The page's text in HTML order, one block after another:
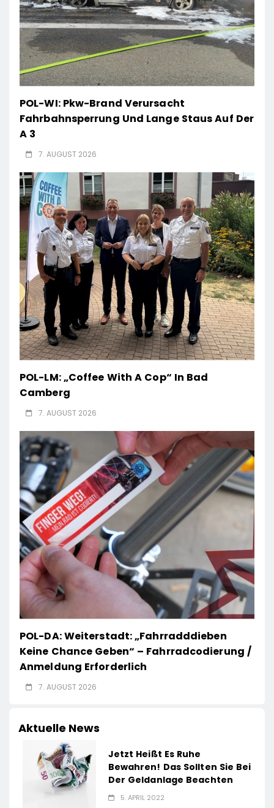
POL-WI: Pkw-Brand Verursacht
Fahrbahnsperrung Und Lange Staus Auf Der
A 3
7. AUGUST 2026
POL-LM: „Coffee With A Cop“ In Bad
Camberg
7. AUGUST 2026
POL-DA: Weiterstadt: „Fahrradddieben
Keine Chance Geben“ – Fahrradcodierung /
Anmeldung Erforderlich
7. AUGUST 2026
Aktuelle News
Jetzt Heißt Es Ruhe
Bewahren! Das Sollten Sie Bei
Der Geldanlage Beachten
5. APRIL 2022